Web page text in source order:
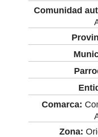
Comunidad
Comarca:
Zona: